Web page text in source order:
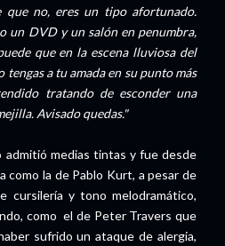
que no, eres un tipo afortunado.
un DVD y un salón en penumbra,
que en la escena lluviosa del
a tu amada en su punto más
tratando de esconder una
Avisado quedas."
admitió medias tintas y fue desde
como la de Pablo Kurt, a pesar de
cursilería y tono melodramático,
como el de Peter Travers que
sufrido un ataque de alergia,